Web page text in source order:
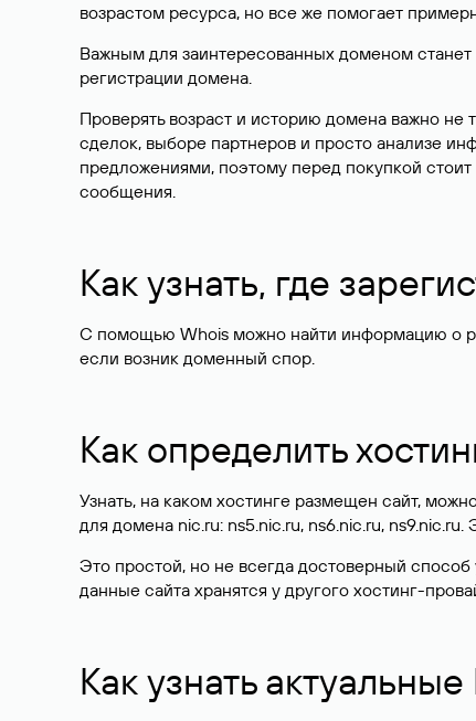
возрастом ресурса, но все же помогает
Важным для заинтересованных доменом
регистрации домена.
Проверять возраст и историю домена важно
сделок, выборе партнеров и просто анализе
предложениями, поэтому перед покупкой
сообщения.
Как узнать, где
С помощью Whois можно найти информацию о
если возник доменный спор.
Как определить
Узнать, на каком хостинге размещен сайт,
для домена nic.ru: ns5.nic.ru, ns6.nic.ru, ns9.nic.ru.
Это простой, но не всегда достоверный
данные сайта хранятся у другого хостинг-
Как узнать